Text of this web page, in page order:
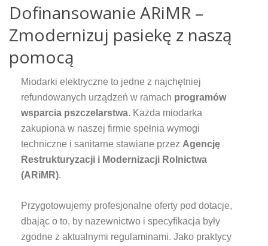
Dofinansowanie ARiMR –
Zmodernizuj pasiekę z naszą
pomocą
Miodarki elektryczne to jedne z najchętniej
refundowanych urządzeń w ramach programów
wsparcia pszczelarstwa. Każda miodarka
zakupiona w naszej firmie spełnia wymogi
techniczne i sanitarne stawiane przez Agencję
Restrukturyzacji i Modernizacji Rolnictwa
(ARiMR).
Przygotowujemy profesjonalne oferty pod dotacje,
dbając o to, by nazewnictwo i specyfikacja były
zgodne z aktualnymi regulaminami. Jako praktycy